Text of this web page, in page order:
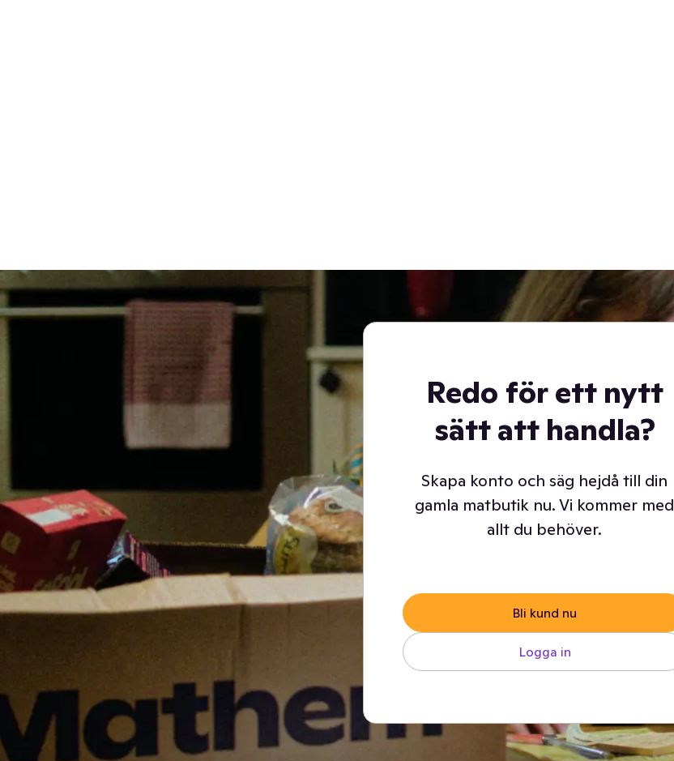
Redo för ett nytt
sätt att handla?
Skapa konto och säg hejdå till din
gamla matbutik nu. Vi kommer med
allt du behöver.
Bli kund nu
Logga in